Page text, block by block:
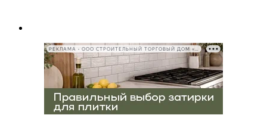
РЕКЛАМА • ООО СТРОИТЕЛЬНЫЙ ТОРГОВЫЙ ДОМ «ПЕТРОВИЧ», ИНН 7802348846